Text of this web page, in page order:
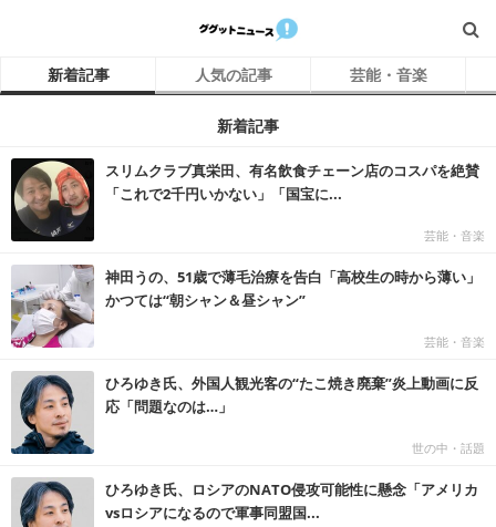
新着記事 人気の記事 芸能・音楽
新着記事
スリムクラブ真栄田、有名飲食チェーン店のコスパを絶賛
「これで2千円いかない」「国宝に...
芸能・音楽
神田うの、51歳で薄毛治療を告白「高校生の時から薄い」
かつては“朝シャン＆昼シャン”
芸能・音楽
ひろゆき氏、外国人観光客の“たこ焼き廃棄”炎上動画に反
応「問題なのは…」
世の中・話題
ひろゆき氏、ロシアのNATO侵攻可能性に懸念「アメリカ
vsロシアになるので軍事同盟国...